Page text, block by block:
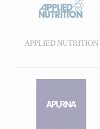
APPLIED NUTRITION